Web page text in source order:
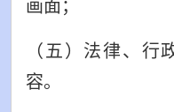
画面；
（五）法律、
容。